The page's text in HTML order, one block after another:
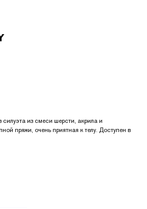
из смеси шерсти, акрила и
пряжи, очень приятная к телу. Доступен в